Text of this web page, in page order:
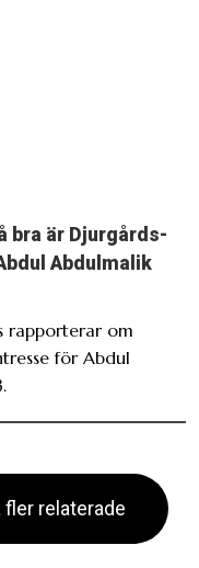
bra är Djurgårds-
Abdulmalik
rapporterar om
för Abdul
fler relaterade